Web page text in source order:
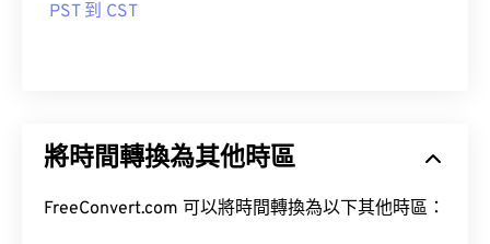
PST 到 CST
將時間轉換為其他時區
FreeConvert.com 可以將時間轉換為以下其他時區：